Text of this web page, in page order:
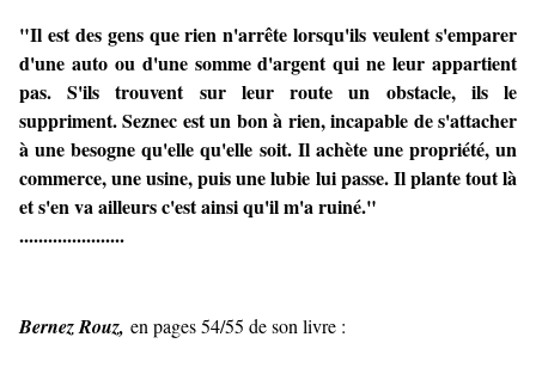
"Il est des gens que rien n'arrête lorsqu'ils veulent s'emparer
d'une auto ou d'une somme d'argent qui ne leur appartient
pas. S'ils trouvent sur leur route un obstacle, ils le
suppriment. Seznec est un bon à rien, incapable de s'attacher
à une besogne qu'elle qu'elle soit. Il achète une propriété, un
commerce, une usine, puis une lubie lui passe. Il plante tout là
et s'en va ailleurs c'est ainsi qu'il m'a ruiné."
......................
Bernez Rouz, en pages 54/55 de son livre :